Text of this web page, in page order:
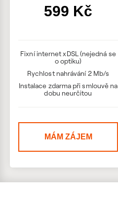
599 Kč
Fixní internet xDSL (nejedná se
o optiku)
Rychlost nahrávání 2 Mb/s
Instalace zdarma při smlouvě na
dobu neurčitou
MÁM ZÁJEM